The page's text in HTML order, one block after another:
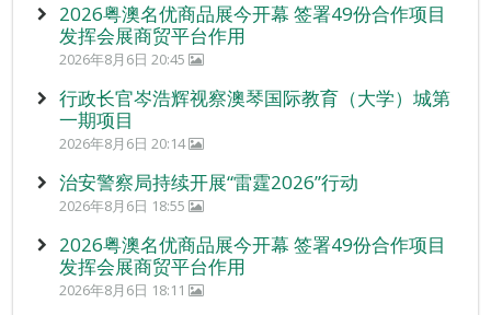
2026粤澳名优商品展今开幕 签署49份合作项目
发挥会展商贸平台作用
2026年8月6日 20:45
行政长官岑浩辉视察澳琴国际教育（大学）城第
一期项目
2026年8月6日 20:14
治安警察局持续开展“雷霆2026”行动
2026年8月6日 18:55
2026粤澳名优商品展今开幕 签署49份合作项目
发挥会展商贸平台作用
2026年8月6日 18:11